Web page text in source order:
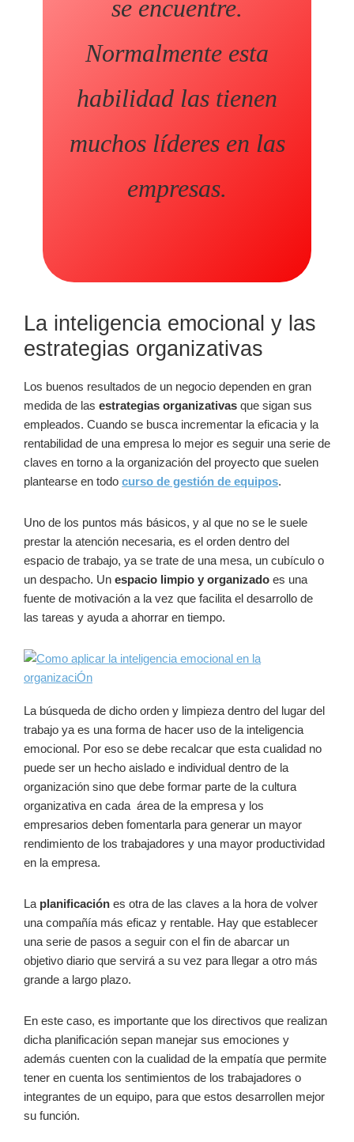
se encuentre.
Normalmente esta
habilidad las tienen
muchos líderes en las
empresas.
La inteligencia emocional y las
estrategias organizativas
Los buenos resultados de un negocio dependen en gran
medida de las estrategias organizativas que sigan sus
empleados. Cuando se busca incrementar la eficacia y la
rentabilidad de una empresa lo mejor es seguir una serie de
claves en torno a la organización del proyecto que suelen
plantearse en todo curso de gestión de equipos.
Uno de los puntos más básicos, y al que no se le suele
prestar la atención necesaria, es el orden dentro del
espacio de trabajo, ya se trate de una mesa, un cubículo o
un despacho. Un espacio limpio y organizado es una
fuente de motivación a la vez que facilita el desarrollo de
las tareas y ayuda a ahorrar en tiempo.
La búsqueda de dicho orden y limpieza dentro del lugar del
trabajo ya es una forma de hacer uso de la inteligencia
emocional. Por eso se debe recalcar que esta cualidad no
puede ser un hecho aislado e individual dentro de la
organización sino que debe formar parte de la cultura
organizativa en cada área de la empresa y los
empresarios deben fomentarla para generar un mayor
rendimiento de los trabajadores y una mayor productividad
en la empresa.
La planificación es otra de las claves a la hora de volver
una compañía más eficaz y rentable. Hay que establecer
una serie de pasos a seguir con el fin de abarcar un
objetivo diario que servirá a su vez para llegar a otro más
grande a largo plazo.
En este caso, es importante que los directivos que realizan
dicha planificación sepan manejar sus emociones y
además cuenten con la cualidad de la empatía que permite
tener en cuenta los sentimientos de los trabajadores o
integrantes de un equipo, para que estos desarrollen mejor
su función.